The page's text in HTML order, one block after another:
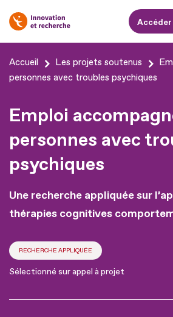
Aller
au
Aller
pied
de
Accueil Les projets soutenus
personnes avec troubles psychiques
Emploi
personnes avec
psychiques
Une recherche appliquée sur
thérapies cognitives
RECHERCHE APPLIQUÉE
Sélectionné sur appel à projet